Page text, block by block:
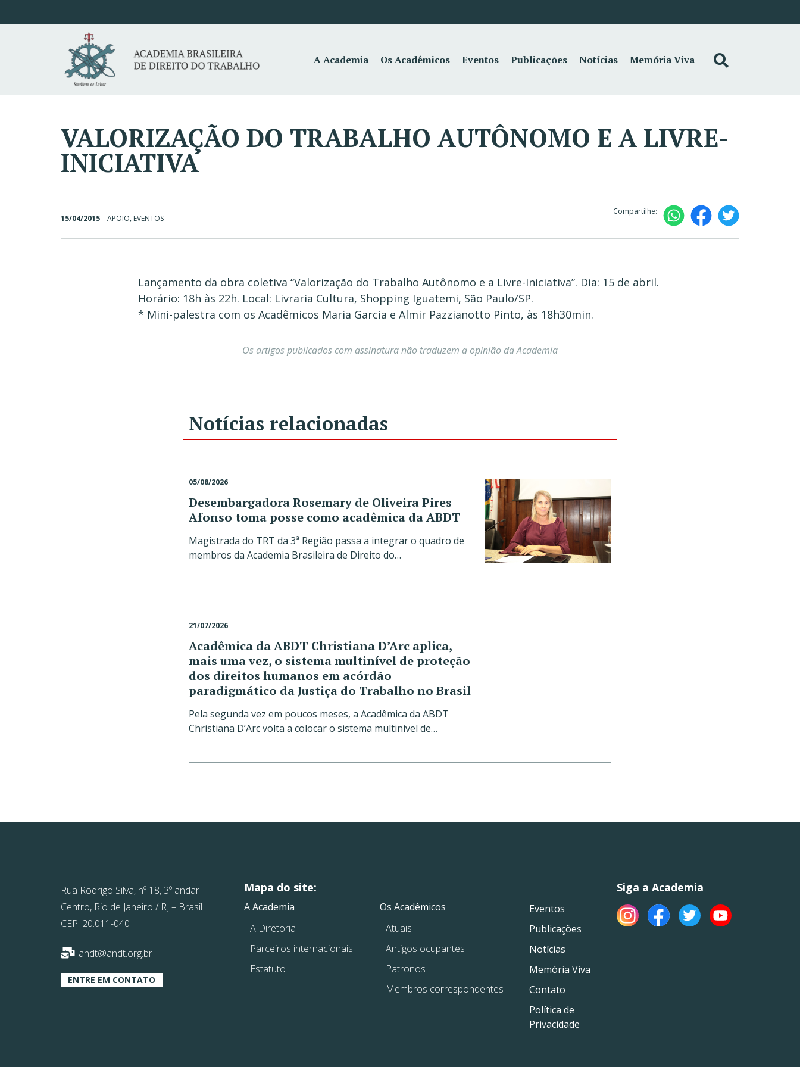
A Academia Os Acadêmicos Eventos Publicações Notícias Memória Viva
VALORIZAÇÃO DO TRABALHO AUTÔNOMO E A LIVRE-
INICIATIVA
15/04/2015 -APOIO, EVENTOS
Compartilhe:
Lançamento da obra coletiva “Valorização do Trabalho Autônomo e a Livre-Iniciativa”. Dia: 15 de abril.
Horário: 18h às 22h. Local: Livraria Cultura, Shopping Iguatemi, São Paulo/SP.
* Mini-palestra com os Acadêmicos Maria Garcia e Almir Pazzianotto Pinto, às 18h30min.
Os artigos publicados com assinatura não traduzem a opinião da Academia
Notícias relacionadas
05/08/2026
Desembargadora Rosemary de Oliveira Pires
Afonso toma posse como acadêmica da ABDT
Magistrada do TRT da 3ª Região passa a integrar o quadro de
membros da Academia Brasileira de Direito do…
21/07/2026
Acadêmica da ABDT Christiana D’Arc aplica,
mais uma vez, o sistema multinível de proteção
dos direitos humanos em acórdão
paradigmático da Justiça do Trabalho no Brasil
Pela segunda vez em poucos meses, a Acadêmica da ABDT
Christiana D’Arc volta a colocar o sistema multinível de…
Rua Rodrigo Silva, nº 18, 3º andar
Centro, Rio de Janeiro / RJ – Brasil
CEP: 20.011-040
andt@andt.org.br
ENTRE EM CONTATO
Mapa do site:
A Academia
A Diretoria
Parceiros internacionais
Estatuto
Os Acadêmicos
Atuais
Antigos ocupantes
Patronos
Membros correspondentes
Eventos
Publicações
Notícias
Memória Viva
Contato
Política de
Privacidade
Siga a Academia